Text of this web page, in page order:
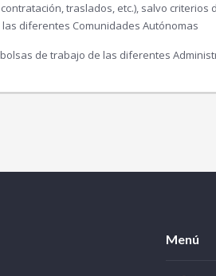
traslados, etc.), salvo criterios
diferentes Comunidades Autónomas
de trabajo de las diferentes
Menú